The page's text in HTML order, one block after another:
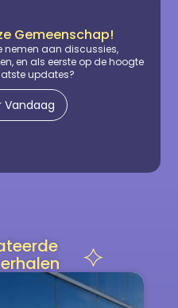
Gemeenschap!
nemen aan discussies,
en als eerste op de hoogte
updates?
Vandaag